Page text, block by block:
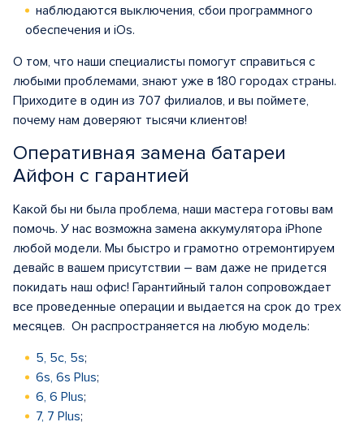
наблюдаются выключения, сбои программного
обеспечения и iOs.
О том, что наши специалисты помогут справиться с
любыми проблемами, знают уже в 180 городах страны.
Приходите в один из 707 филиалов, и вы поймете,
почему нам доверяют тысячи клиентов!
Оперативная замена батареи
Айфон с гарантией
Какой бы ни была проблема, наши мастера готовы вам
помочь. У нас возможна замена аккумулятора iPhone
любой модели. Мы быстро и грамотно отремонтируем
девайс в вашем присутствии – вам даже не придется
покидать наш офис! Гарантийный талон сопровождает
все проведенные операции и выдается на срок до трех
месяцев. Он распространяется на любую модель:
5, 5c, 5s;
6s, 6s Plus;
6, 6 Plus;
7, 7 Plus;